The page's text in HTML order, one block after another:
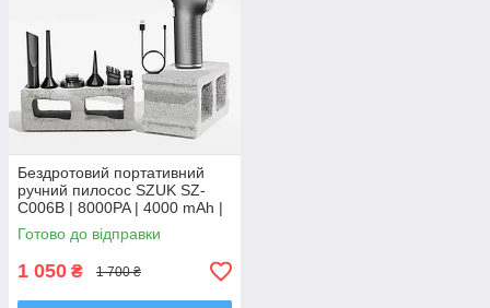
Бездротовий портативний
ручний пилосос SZUK SZ-
C006B | 8000PA | 4000 mAh |
6 Насадок | HEPA-фільтр
Готово до відправки
1 050 ₴ 1 700 ₴